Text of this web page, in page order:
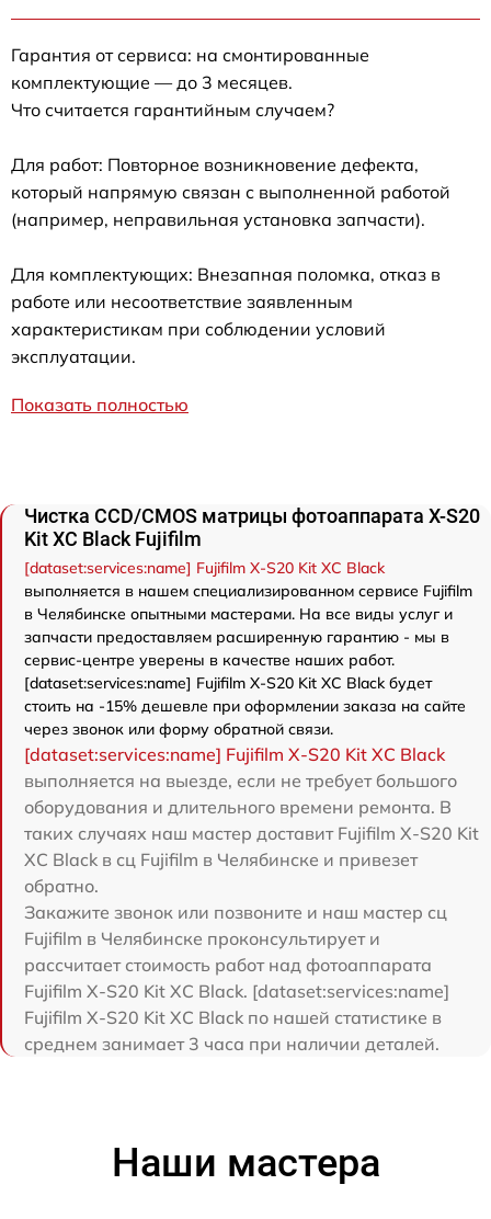
Гарантия от сервиса: на смонтированные
комплектующие — до 3 месяцев.
Что считается гарантийным случаем?
Для работ: Повторное возникновение дефекта,
который напрямую связан с выполненной работой
(например, неправильная установка запчасти).
Для комплектующих: Внезапная поломка, отказ в
работе или несоответствие заявленным
характеристикам при соблюдении условий
эксплуатации.
Показать полностью
Чистка CCD/CMOS матрицы фотоаппарата X-S20
Kit XC Black Fujifilm
[dataset:services:name] Fujifilm X-S20 Kit XC Black
выполняется в нашем специализированном сервисе Fujifilm
в Челябинске опытными мастерами. На все виды услуг и
запчасти предоставляем расширенную гарантию - мы в
сервис-центре уверены в качестве наших работ.
[dataset:services:name] Fujifilm X-S20 Kit XC Black будет
стоить на -15% дешевле при оформлении заказа на сайте
через звонок или форму обратной связи.
[dataset:services:name] Fujifilm X-S20 Kit XC Black
выполняется на выезде, если не требует большого
оборудования и длительного времени ремонта. В
таких случаях наш мастер доставит Fujifilm X-S20 Kit
XC Black в сц Fujifilm в Челябинске и привезет
обратно.
Закажите звонок или позвоните и наш мастер сц
Fujifilm в Челябинске проконсультирует и
рассчитает стоимость работ над фотоаппарата
Fujifilm X-S20 Kit XC Black. [dataset:services:name]
Fujifilm X-S20 Kit XC Black по нашей статистике в
среднем занимает 3 часа при наличии деталей.
Наши мастера